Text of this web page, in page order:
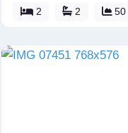
2 2 50